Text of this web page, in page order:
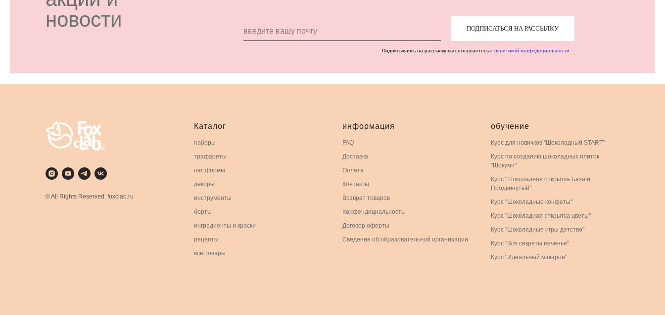
новости
ПОДПИСАТЬСЯ НА РАССЫЛКУ
Подписываясь на рассылку вы соглашаетесь с политикой конфедециальности
© All Rights Reserved. foxclab.ru
Каталог
наборы
трафареты
пэт формы
декоры
инструменты
борты
ингредиенты и краски
рецепты
все товары
информация
FAQ
Доставка
Оплата
Контакты
Возврат товаров
Конфендициальность
Договор оферты
Сведения об образовательной организации
обучение
Курс для новичков "Шоколадный START"
Курс по созданию шоколадных плиток
"Шокуми"
Курс "Шоколадная открытка База и
Продвинутый"
Курс "Шоколадные конфеты"
Курс "Шоколадная открытка цветы"
Курс "Шоколадные игры детство"
Курс "Все секреты печенья"
Курс "Идеальный макарон"